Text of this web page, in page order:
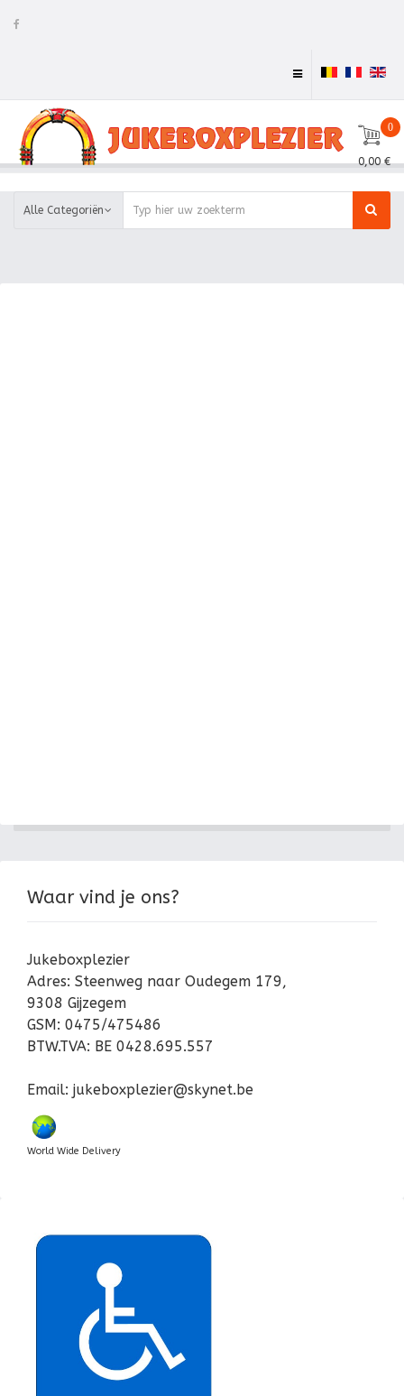
0
0,00 €
Alle Categoriën
Waar vind je ons?
Jukeboxplezier
Adres: Steenweg naar Oudegem 179,
9308 Gijzegem
GSM: 0475/475486
BTW.TVA: BE 0428.695.557
Email: jukeboxplezier@skynet.be
World Wide Delivery